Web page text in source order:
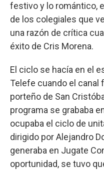
festivo y lo romántico,
de los colegiales que
una razón de crítica
éxito de Cris Morena.
El ciclo se hacía en el
Telefe cuando el canal
porteño de San
programa se grababa
ocupaba el ciclo de
dirigido por Alejandro
generaba en Jugate
oportunidad, se tuvo